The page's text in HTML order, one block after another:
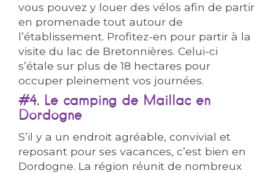
vous pouvez y louer des vélos afin de partir
en promenade tout autour de
l’établissement. Profitez-en pour partir à la
visite du lac de Bretonnières. Celui-ci
s’étale sur plus de 18 hectares pour
occuper pleinement vos journées.
#4. Le camping de Maillac en
Dordogne
S’il y a un endroit agréable, convivial et
reposant pour ses vacances, c’est bien en
Dordogne. La région réunit de nombreux